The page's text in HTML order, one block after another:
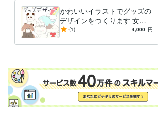
かわいいイラストでグッズの
デザインをつくります 女性
向け♡ほんわか・かわいいイ
す＊
-(1) 4,000 円